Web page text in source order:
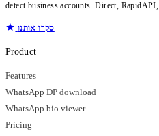
detect business accounts. Direct,
סקרו אותנו
Product
Features
WhatsApp DP download
WhatsApp bio viewer
Pricing